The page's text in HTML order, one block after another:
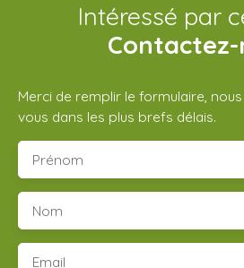
Intéressé par
Contactez-
Merci de remplir le formulaire,
vous dans les plus brefs délais.
Prénom
Nom
Email